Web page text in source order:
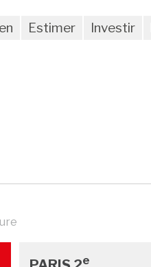
Estimer Investir
e